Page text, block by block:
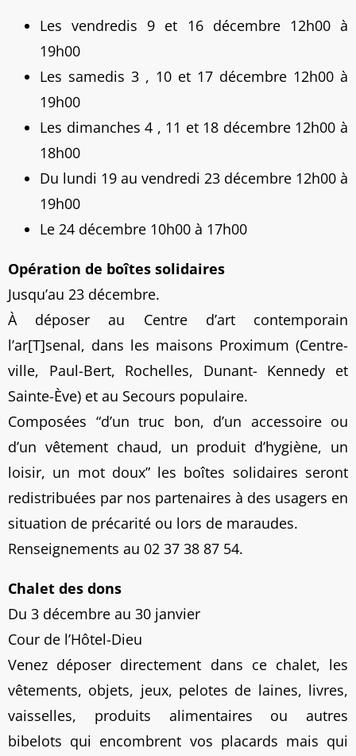
Les vendredis 9 et 16 décembre 12h00 à
19h00
Les samedis 3 , 10 et 17 décembre 12h00 à
19h00
Les dimanches 4 , 11 et 18 décembre 12h00 à
18h00
Du lundi 19 au vendredi 23 décembre 12h00 à
19h00
Le 24 décembre 10h00 à 17h00
Opération de boîtes solidaires
Jusqu’au 23 décembre.
À déposer au Centre d’art contemporain
l’ar[T]senal, dans les maisons Proximum (Centre-
ville, Paul-Bert, Rochelles, Dunant- Kennedy et
Sainte-Ève) et au Secours populaire.
Composées “d’un truc bon, d’un accessoire ou
d’un vêtement chaud, un produit d’hygiène, un
loisir, un mot doux” les boîtes solidaires seront
redistribuées par nos partenaires à des usagers en
situation de précarité ou lors de maraudes.
Renseignements au 02 37 38 87 54.
Chalet des dons
Du 3 décembre au 30 janvier
Cour de l’Hôtel-Dieu
Venez déposer directement dans ce chalet, les
vêtements, objets, jeux, pelotes de laines, livres,
vaisselles, produits alimentaires ou autres
bibelots qui encombrent vos placards mais qui